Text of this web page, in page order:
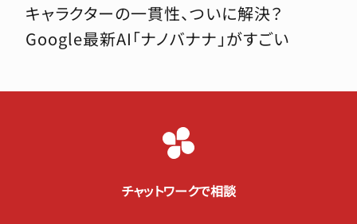
キャラクターの一貫性、ついに解決？
Google最新AI「ナノバナナ」がすごい
チャットワークで相談